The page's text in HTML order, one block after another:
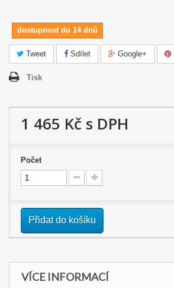
dostupnost do 14 dnů
Tweet Sdílet Google+
Tisk
1 465 Kč s DPH
Počet
Přidat do košíku
VÍCE INFORMACÍ